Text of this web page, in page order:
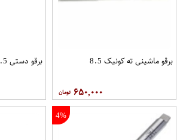
برقو ماشینی ته کونیک 8.5
۶۵۰,۰۰۰
برقو دستی 4.5
4%